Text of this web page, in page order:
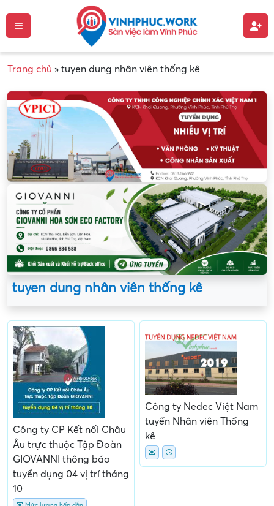
Trang chủ » tuyen dung nhân viên thống kê
tuyen dung nhân viên thống kê
Công ty CP Kết nối Châu
Âu trực thuộc Tập Đoàn
GIOVANNI thông báo
tuyển dụng 04 vị trí tháng
10
Công ty Nedec Việt Nam
tuyển Nhân viên Thống
kê